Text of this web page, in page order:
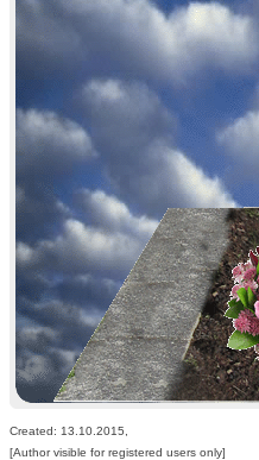
Created: 13.10.2015,
[Author visible for registered users only]